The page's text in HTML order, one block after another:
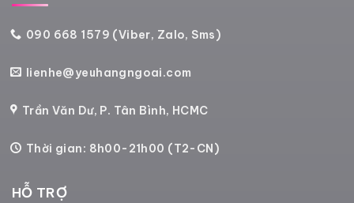
090 668 1579 (Viber, Zalo, Sms)
lienhe@yeuhangngoai.com
Trần Văn Dư, P. Tân Bình, HCMC
Thời gian: 8h00-21h00 (T2-CN)
HỖ TRỢ